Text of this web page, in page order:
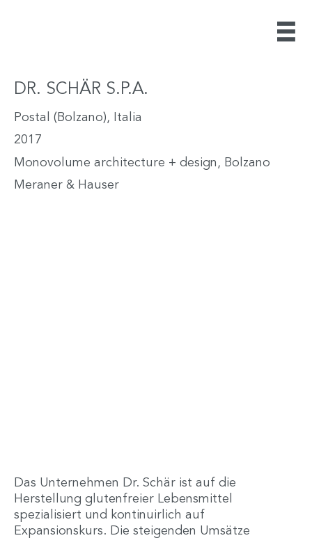
DR. SCHÄR S.P.A.
Postal (Bolzano), Italia
2017
Monovolume architecture + design, Bolzano
Meraner & Hauser
Das Unternehmen Dr. Schär ist auf die
Herstellung glutenfreier Lebensmittel
spezialisiert und kontinuirlich auf
Expansionskurs. Die steigenden Umsätze